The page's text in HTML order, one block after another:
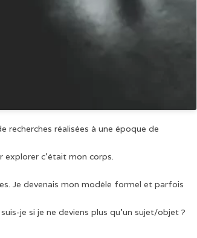
recherches réalisées à une époque de
explorer c’était mon corps.
Je devenais mon modèle formel et parfois
je si je ne deviens plus qu’un sujet/objet ?